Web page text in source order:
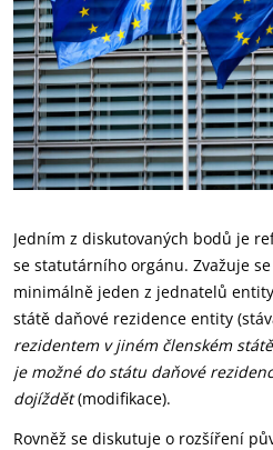
Jedním z diskutovaných bodů je
se statutárního orgánu. Zvažuje
minimálně jeden z jednatelů
státě daňové rezidence entity
rezidentem v jiném členském
je možné do státu daňové
dojíždět(modifikace).
Rovněž se diskutuje o rozšíření